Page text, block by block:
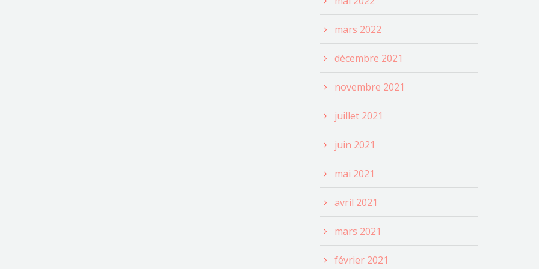
mars 2022
décembre 2021
novembre 2021
juillet 2021
juin 2021
mai 2021
avril 2021
mars 2021
février 2021